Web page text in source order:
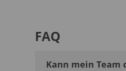
FAQ
Kann mein Team